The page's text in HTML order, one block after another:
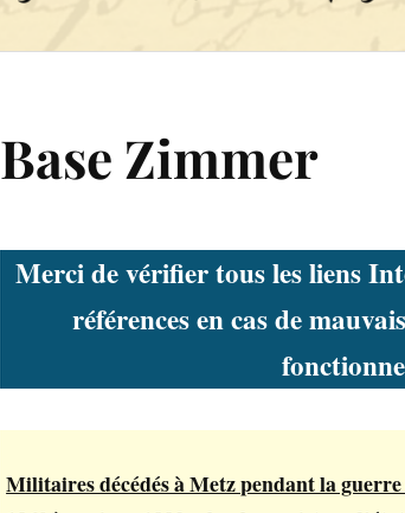
Base Zimmer
Merci de vérifier tous les liens
références en cas de
Militaires décédés à Metz pendant la guerre